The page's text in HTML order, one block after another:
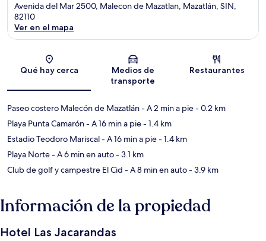
Avenida del Mar 2500, Malecon de Mazatlan, Mazatlán, SIN,
82110
Ver en el mapa
Qué hay cerca
Medios de
transporte
Restaurantes
Paseo costero Malecón de Mazatlán- A 2 min a pie- 0.2 km
Playa Punta Camarón- A 16 min a pie- 1.4 km
Estadio Teodoro Mariscal- A 16 min a pie- 1.4 km
Playa Norte- A 6 min en auto- 3.1 km
Club de golf y campestre El Cid - A 8 min en auto- 3.9 km
Información de la propiedad
Hotel Las Jacarandas